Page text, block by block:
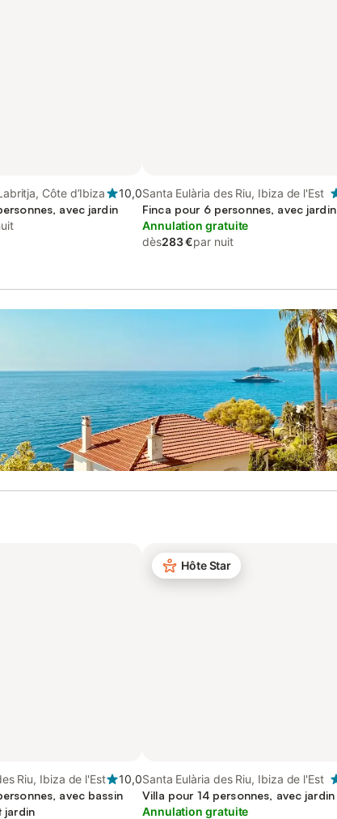
Côte d’Ibiza
10,0
avec jardin
Santa Eulària des Riu, Ibiza de l'Est
Finca pour 6 personnes, avec jardin
Annulation gratuite
dès283 €par nuit
Riu, Ibiza de l'Est
10,0
avec bassin
jardin
Hôte Star
Santa Eulària des Riu, Ibiza de l'Est
Villa pour 14 personnes, avec jardin
Annulation gratuite